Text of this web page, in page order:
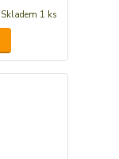
Skladem 1 ks